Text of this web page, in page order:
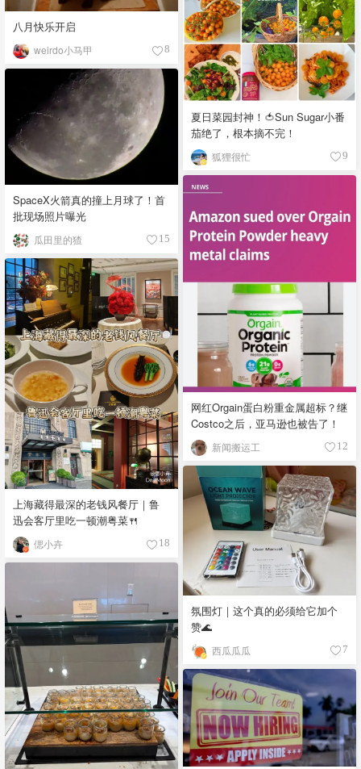
八月快乐开启
weirdo小马甲 8
夏日菜园封神！🍅Sun Sugar小番
茄绝了，根本摘不完！
狐狸很忙 9
SpaceX火箭真的撞上月球了！首
批现场照片曝光
瓜田里的猹 15
网红Orgain蛋白粉重金属超标？继
Costco之后，亚马逊也被告了！
新闻搬运工 12
上海藏得最深的老钱风餐厅｜鲁
迅会客厅里吃一顿潮粤菜🍴
偲小卉 18
氛围灯｜这个真的必须给它加个
赞🌊
西瓜瓜瓜 7